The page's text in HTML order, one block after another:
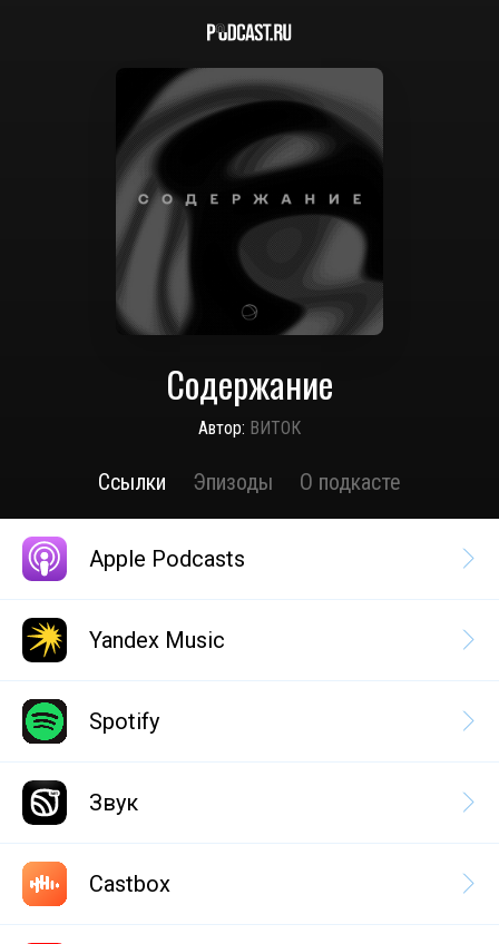
Содержание
Автор: ВИТОК
Ссылки Эпизоды О подкасте
Apple Podcasts
Yandex Music
Spotify
Звук
Castbox